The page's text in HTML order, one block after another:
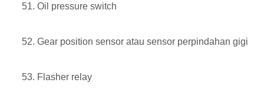
Oil pressure switch
Gear position sensor atau sensor perpindahan gigi
Flasher relay